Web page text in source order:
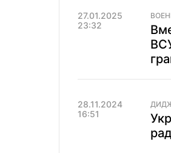
27.01.2025
23:32
28.11.2024
16:51